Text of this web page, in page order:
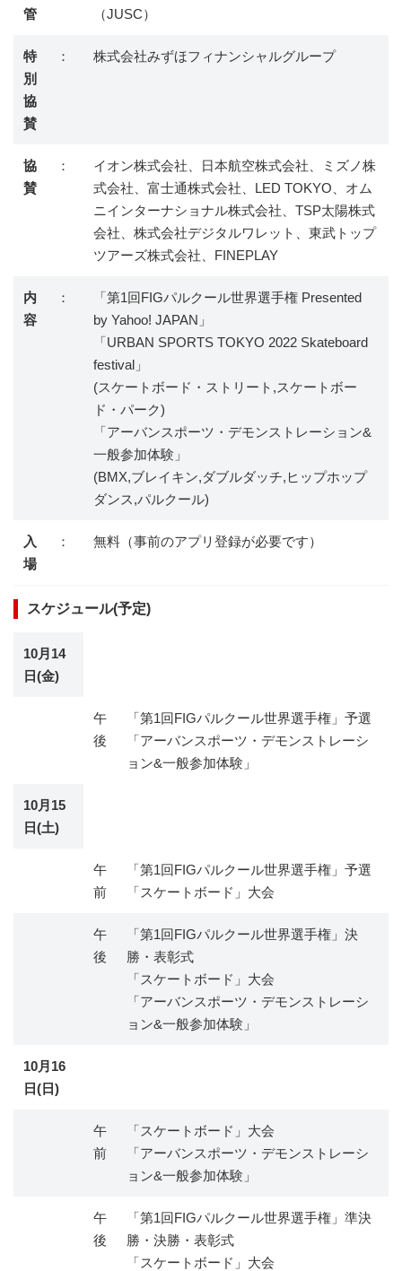
管
（JUSC）
特
別
協
賛
： 株式会社みずほフィナンシャルグループ
協
賛
：
イオン株式会社、日本航空株式会社、ミズノ株
式会社、富士通株式会社、LED TOKYO、オム
ニインターナショナル株式会社、TSP太陽株式
会社、株式会社デジタルワレット、東武トップ
ツアーズ株式会社、FINEPLAY
内
容
：
「第1回FIGパルクール世界選手権 Presented
by Yahoo! JAPAN」
「URBAN SPORTS TOKYO 2022 Skateboard
festival」
(スケートボード・ストリート,スケートボー
ド・パーク)
「アーバンスポーツ・デモンストレーション&
一般参加体験」
(BMX,ブレイキン,ダブルダッチ,ヒップホップ
ダンス,パルクール)
入
場
： 無料（事前のアプリ登録が必要です）
スケジュール(予定)
10月14
日(金)
午
後
「第1回FIGパルクール世界選手権」予選
「アーバンスポーツ・デモンストレーシ
ョン&一般参加体験」
10月15
日(土)
午
前
「第1回FIGパルクール世界選手権」予選
「スケートボード」大会
午
後
「第1回FIGパルクール世界選手権」決
勝・表彰式
「スケートボード」大会
「アーバンスポーツ・デモンストレーシ
ョン&一般参加体験」
10月16
日(日)
午
前
「スケートボード」大会
「アーバンスポーツ・デモンストレーシ
ョン&一般参加体験」
午
後
「第1回FIGパルクール世界選手権」準決
勝・決勝・表彰式
「スケートボード」大会